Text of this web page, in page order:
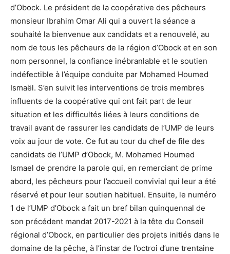
d’Obock. Le président de la coopérative des pêcheurs
monsieur Ibrahim Omar Ali qui a ouvert la séance a
souhaité la bienvenue aux candidats et a renouvelé, au
nom de tous les pêcheurs de la région d’Obock et en son
nom personnel, la confiance inébranlable et le soutien
indéfectible à l’équipe conduite par Mohamed Houmed
Ismaël. S’en suivit les interventions de trois membres
influents de la coopérative qui ont fait part de leur
situation et les difficultés liées à leurs conditions de
travail avant de rassurer les candidats de l’UMP de leurs
voix au jour de vote. Ce fut au tour du chef de file des
candidats de l’UMP d’Obock, M. Mohamed Houmed
Ismael de prendre la parole qui, en remerciant de prime
abord, les pêcheurs pour l’accueil convivial qui leur a été
réservé et pour leur soutien habituel. Ensuite, le numéro
1 de l’UMP d’Obock a fait un bref bilan quinquennal de
son précédent mandat 2017-2021 à la tête du Conseil
régional d’Obock, en particulier des projets initiés dans le
domaine de la pêche, à l’instar de l’octroi d’une trentaine